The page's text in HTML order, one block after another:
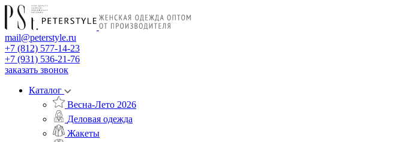
mail@peterstyle.ru
+7 (812) 577-14-23
+7 (931) 536-21-76
заказать звонок
Каталог
Весна-Лето 2026
Деловая одежда
Жакеты